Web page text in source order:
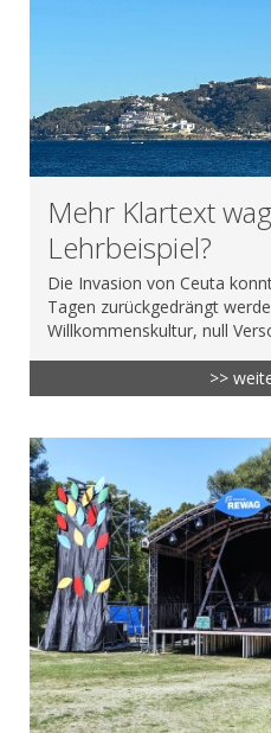
Mehr Klartext
Lehrbeispiel?
Die Invasion von Ceuta
Tagen zurückgedrängt
Willkommenskultur, null
>>